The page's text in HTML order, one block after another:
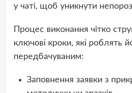
у чаті, щоб уникнути
Процес виконання чітко
ключові кроки, які роблять
передбачуваним:
Заповнення заявки з